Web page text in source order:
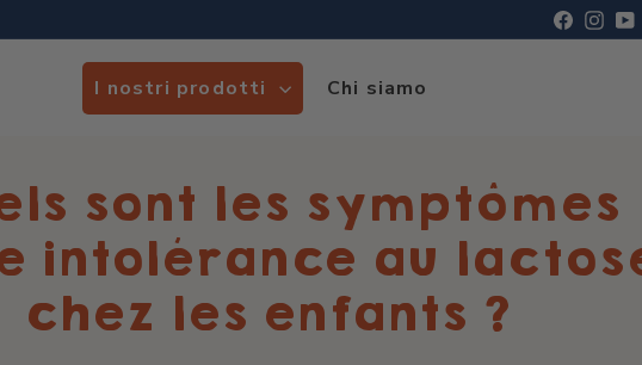
da 35 € Facebook
I nostri prodotti Chi siamo
sont les symptômes
intolérance au
chez les enfants ?